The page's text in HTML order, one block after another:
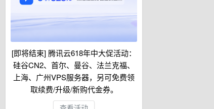
[即将结束] 腾讯云618年中大促活动：
硅谷CN2、首尔、曼谷、法兰克福、
上海、广州VPS服务器，另可免费领
取续费/升级/新购代金券。